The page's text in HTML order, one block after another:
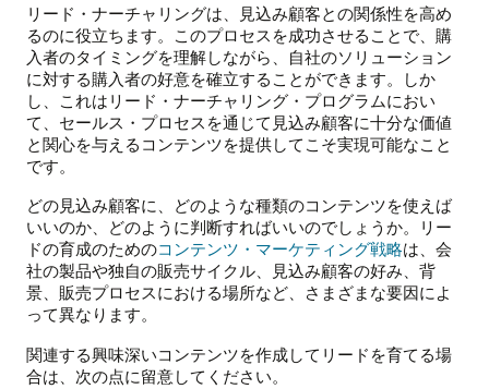
リード・ナーチャリングは、見込み顧客との関係性を高め
るのに役立ちます。このプロセスを成功させることで、購
入者のタイミングを理解しながら、自社のソリューション
に対する購入者の好意を確立することができます。しか
し、これはリード・ナーチャリング・プログラムにおい
て、セールス・プロセスを通じて見込み顧客に十分な価値
と関心を与えるコンテンツを提供してこそ実現可能なこと
です。
どの見込み顧客に、どのような種類のコンテンツを使えば
いいのか、どのように判断すればいいのでしょうか。リー
ドの育成のためのコンテンツ・マーケティング戦略は、会
社の製品や独自の販売サイクル、見込み顧客の好み、背
景、販売プロセスにおける場所など、さまざまな要因によ
って異なります。
関連する興味深いコンテンツを作成してリードを育てる場
合は、次の点に留意してください。